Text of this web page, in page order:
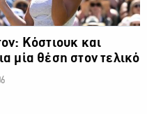
Κόστιουκ και
μία θέση στον τελικό